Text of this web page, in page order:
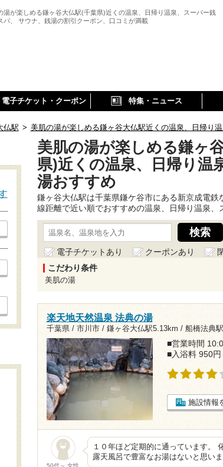
湯が楽しめる鎌ヶ谷大仏駅(千葉県)近くの温泉、日帰り温泉、スーパー銭
パ、 サウナ、銭湯の割引クーポン、口コミが満載
電子チケット・クーポン 特集・ニュース
仏駅 > 美肌の湯が楽しめる鎌ヶ谷大仏駅近くの温泉、日帰り
美肌の湯が楽しめる鎌ヶ
県)近くの温泉、日帰り温
湯おすすめ
鎌ヶ谷大仏駅は千葉県鎌ケ谷市にある新京成電
線距離で近い順でおすすめの温泉、日帰り温泉、
電子チケットあり クーポンあり
こだわり条件
美肌の湯
楽天地天然温泉 法典の湯
千葉県 / 市川市 / 鎌ヶ谷大仏駅5.13km / 船橋法典
■営業時間
■入浴料 950円
施設情報
１０年ほど定期的に通っています。
露天風呂で豊富なお湯はないと思い